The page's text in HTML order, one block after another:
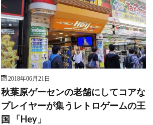
2018年06月21日
秋葉原ゲーセンの老舗にしてコアな
プレイヤーが集うレトロゲームの王
国 「Hey」